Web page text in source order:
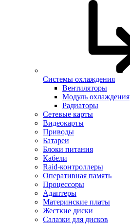
Системы охлаждения
Вентиляторы
Модуль охлаждения
Радиаторы
Сетевые карты
Видеокарты
Приводы
Батареи
Блоки питания
Кабели
Raid-контроллеры
Оперативная память
Процессоры
Адаптеры
Материнские платы
Жесткие диски
Салазки для дисков